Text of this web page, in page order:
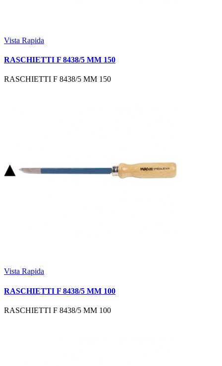
Vista Rapida
RASCHIETTI F 8438/5 MM 150
RASCHIETTI F 8438/5 MM 150
Vista Rapida
RASCHIETTI F 8438/5 MM 100
RASCHIETTI F 8438/5 MM 100